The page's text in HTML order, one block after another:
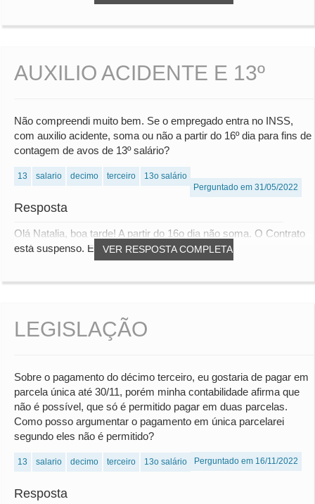
AUXILIO ACIDENTE E 13º
Não compreendi muito bem. Se o empregado entra no INSS,
com auxilio acidente, soma ou não a partir do 16º dia para fins de
contagem de avos de 13º salário?
13 salario decimo terceiro
13o salário
Perguntado em 31/05/2022
Resposta
VER RESPOSTA COMPLETA
Olá Natalia, boa tarde! A partir do 16o dia não soma. O Contrato
está suspenso. Ele receberá o valor...
LEGISLAÇÃO
Sobre o pagamento do décimo terceiro, eu gostaria de pagar em
parcela única até 30/11, porém minha contabilidade afirma que
não é possível, que só é permitido pagar em duas parcelas.
Como posso argumentar o pagamento em única parcelarei
segundo eles não é permitido?
13 salario decimo terceiro 13o salário Perguntado em 16/11/2022
Resposta